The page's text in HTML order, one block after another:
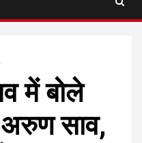
में बोले
साव,